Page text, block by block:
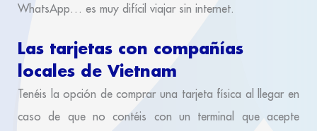
WhatsApp… es muy difícil viajar sin internet.
Las tarjetas con compañías
locales de Vietnam
Tenéis la opción de comprar una tarjeta física al llegar en
caso de que no contéis con un terminal que acepte